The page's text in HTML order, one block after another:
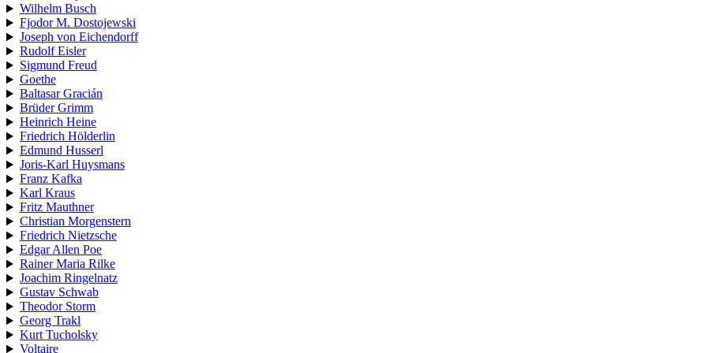
Wilhelm Busch
Fjodor M. Dostojewski
Joseph von Eichendorff
Rudolf Eisler
Sigmund Freud
Goethe
Baltasar Gracián
Brüder Grimm
Heinrich Heine
Friedrich Hölderlin
Edmund Husserl
Joris-Karl Huysmans
Franz Kafka
Karl Kraus
Fritz Mauthner
Christian Morgenstern
Friedrich Nietzsche
Edgar Allen Poe
Rainer Maria Rilke
Joachim Ringelnatz
Gustav Schwab
Theodor Storm
Georg Trakl
Kurt Tucholsky
Voltaire